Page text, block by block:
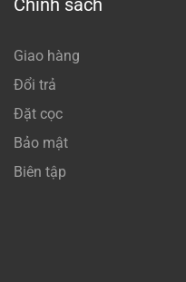
Chính sách
Giao hàng
Đổi trả
Đặt cọc
Bảo mật
Biên tập